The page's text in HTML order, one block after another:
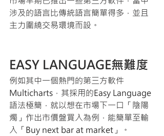
涉及的語言比傳統語言簡單得多，並且
主力圍繞交易環境而設。
EASY LANGUAGE無難度
例如其中一個熱門的第三方軟件
Multicharts，其採用的Easy Language
語法極簡，就以想在市場下一口「陰陽
燭」作出市價盤買入為例，能簡單至輸
入「Buy next bar at market」。